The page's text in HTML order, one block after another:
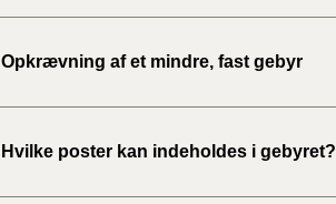
Opkrævning af et mindre, fast gebyr
Hvilke poster kan indeholdes i gebyret?